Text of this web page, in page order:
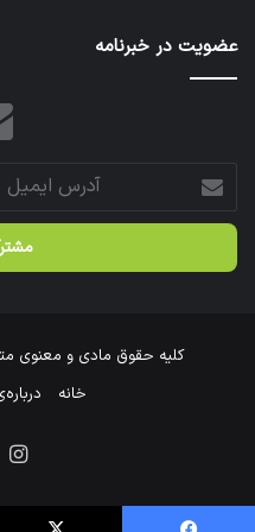
عالیات
شد.
عضویت در خبرنامه
آدرس
ایمیل
خود
وارد
کلیه حقوق مادی و معنوی
خانه